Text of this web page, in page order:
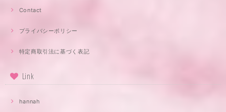
Contact
プライバシーポリシー
特定商取引法に基づく表記
Link
hannah